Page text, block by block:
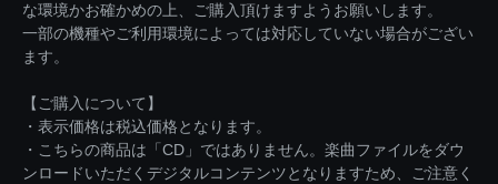
な環境かお確かめの上、ご購入頂けますようお願いします。
一部の機種やご利用環境によっては対応していない場合がござい
ます。
【ご購入について】
・表示価格は税込価格となります。
・こちらの商品は「CD」ではありません。楽曲ファイルをダウ
ンロードいただくデジタルコンテンツとなりますため、ご注意く